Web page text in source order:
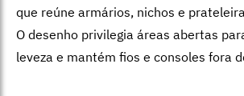
que reúne armários, nichos e
O desenho privilegia áreas abertas
leveza e mantém fios e consoles fora